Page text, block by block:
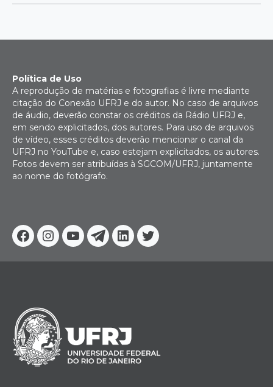
Facebook
Instagram
YoutubeTelegram
Linkedin
Twitter
Política de Uso
A reprodução de matérias e fotografias é livre mediante
citação do Conexão UFRJ e do autor. No caso de arquivos
de áudio, deverão constar os créditos da Rádio UFRJ e,
em sendo explicitados, dos autores. Para uso de arquivos
de vídeo, esses créditos deverão mencionar o canal da
UFRJ no YouTube e, caso estejam explicitados, os autores.
Fotos devem ser atribuídas à SGCOM/UFRJ, juntamente
ao nome do fotógrafo.